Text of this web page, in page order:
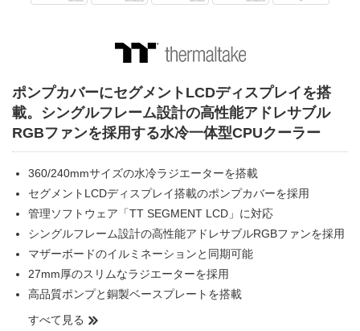
ポンプカバーにセグメントLCDディスプレイを搭
載。シングルフレーム設計の高性能アドレサブル
RGBファンを採用する水冷一体型CPUクーラー
360/240mmサイズの水冷ラジエーターを搭載
セグメントLCDディスプレイ搭載のポンプカバーを採用
管理ソフトウェア「TT SEGMENT LCD」に対応
シングルフレーム設計の高性能アドレサブルRGBファンを採用
マザーボードのイルミネーションと同期可能
27mm厚のスリムなラジエーターを採用
高品質ポンプと銅製ベースプレートを搭載
すべて見る